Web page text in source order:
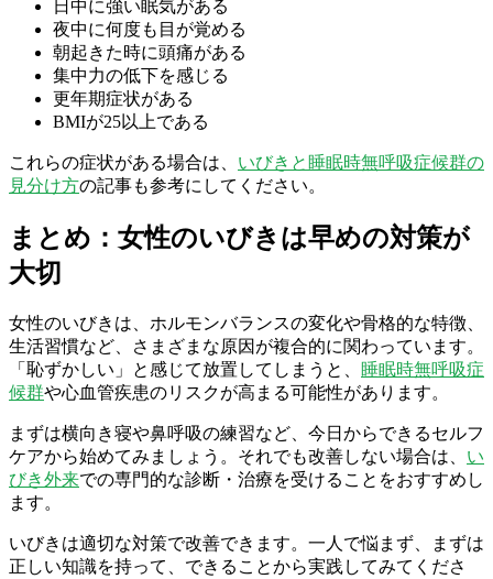
日中に強い眠気がある
夜中に何度も目が覚める
朝起きた時に頭痛がある
集中力の低下を感じる
更年期症状がある
BMIが25以上である
これらの症状がある場合は、 いびきと睡眠時無呼吸症候群の
見分け方の記事も参考にしてください。
まとめ：女性のいびきは早めの対策が
大切
女性のいびきは、ホルモンバランスの変化や骨格的な特徴、
生活習慣など、さまざまな原因が複合的に関わっています。
「恥ずかしい」と感じて放置してしまうと、
睡眠時無呼吸症
候群や心血管疾患のリスクが高まる可能性があります。
まずは横向き寝や鼻呼吸の練習など、今日からできるセルフ
ケアから始めてみましょう。それでも改善しない場合は、 い
びき外来での専門的な診断・治療を受けることをおすすめし
ます。
いびきは適切な対策で改善できます。一人で悩まず、まずは
正しい知識を持って、できることから実践してみてくださ